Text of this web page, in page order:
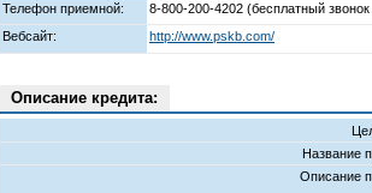
Телефон приемной:
8-800-200-4202 (бесплатный
Вебсайт:
http://www.pskb.com/
Описание кредита:
Название
Описание